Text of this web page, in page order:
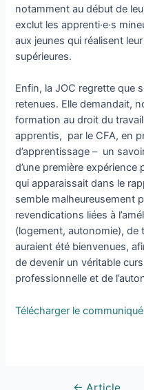
notamment au début de
exclut les apprenti·e·s
aux jeunes qui réalisent
supérieures.
Enfin, la JOC regrette que
retenues. Elle demandait,
formation au droit du
apprentis, par le CFA, en
d’apprentissage – un
d’une première
qui apparaissait dans le
semble malheureusement
revendications liées à
(logement, autonomie), de
auraient été bienvenues,
de devenir un véritable
professionnelle et de
Télécharger le
← Article